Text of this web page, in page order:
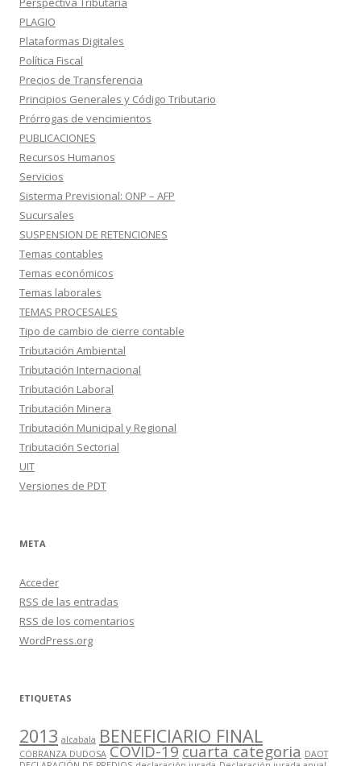
PLAGIO
Plataformas Digitales
Política Fiscal
Precios de Transferencia
Principios Generales y Código Tributario
Prórrogas de vencimientos
PUBLICACIONES
Recursos Humanos
Servicios
Sisterma Previsional: ONP – AFP
Sucursales
SUSPENSION DE RETENCIONES
Temas contables
Temas económicos
Temas laborales
TEMAS PROCESALES
Tipo de cambio de cierre contable
Tributación Ambiental
Tributación Internacional
Tributación Laboral
Tributación Minera
Tributación Municipal y Regional
Tributación Sectorial
UIT
Versiones de PDT
META
Acceder
RSS de las entradas
RSS de los comentarios
WordPress.org
ETIQUETAS
2013 alcabala BENEFICIARIO FINAL
COBRANZA DUDOSA COVID-19cuarta categoria DAOT